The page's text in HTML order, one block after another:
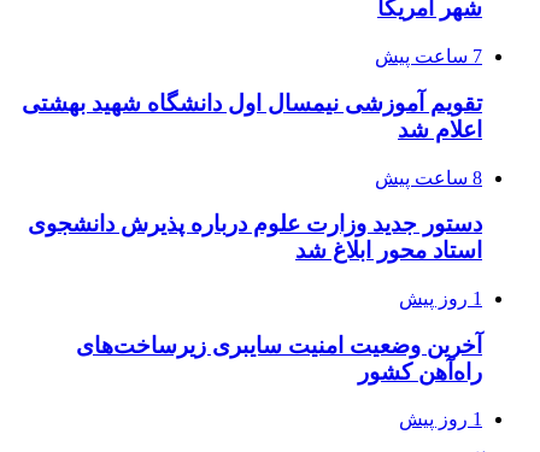
شهر آمریکا
7 ساعت پیش
تقویم آموزشی نیمسال اول دانشگاه شهید بهشتی
اعلام شد
8 ساعت پیش
دستور جدید وزارت علوم درباره پذیرش دانشجوی
استاد محور ابلاغ شد
1 روز پیش
آخرین وضعیت امنیت سایبری زیرساخت‌های
راه‌آهن کشور
1 روز پیش